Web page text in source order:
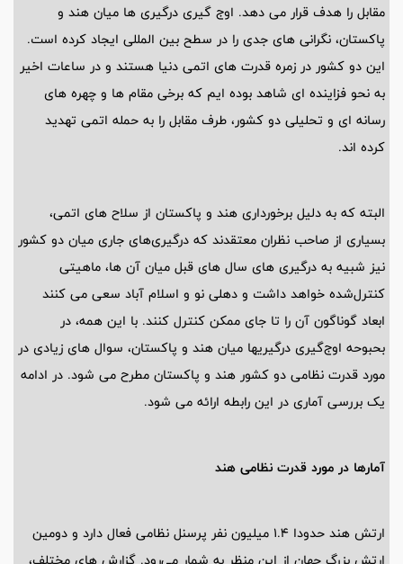
مقابل را هدف قرار می دهد. اوج گیری درگیری ها میان هند و
پاکستان، نگرانی های جدی را در سطح بین المللی ایجاد کرده است.
این دو کشور در زمره قدرت های اتمی دنیا هستند و در ساعات اخیر
به نحو فزاینده ای شاهد بوده ایم که برخی مقام ها و چهره های
رسانه ای و تحلیلی دو کشور، طرف مقابل را به حمله اتمی تهدید
کرده اند.
البته که به دلیل برخورداری هند و پاکستان از سلاح های اتمی،
بسیاری از صاحب نظران معتقدند که درگیری‌های جاری میان دو کشور
نیز شبیه به درگیری های سال های قبل میان آن ها، ماهیتی
کنترل‌شده خواهد داشت و دهلی نو و اسلام آباد سعی می کنند
ابعاد گوناگون آن را تا جای ممکن کنترل کنند. با این همه، در
بحبوحه اوج‌گیری درگیریها میان هند و پاکستان، سوال های زیادی در
مورد قدرت نظامی دو کشور هند و پاکستان مطرح می شود. در ادامه
یک بررسی آماری در این رابطه ارائه می شود.
آمارها در مورد قدرت نظامی هند
ارتش هند حدودا 1.4 میلیون نفر پرسنل نظامی فعال دارد و دومین